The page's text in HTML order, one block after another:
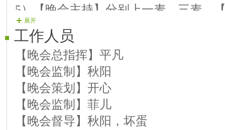
5）【晚会主持】分别上一麦、三麦，
人引导 区长及房间室主讲话并宣布晚
6） 22:30点左右晚会结束，主持人上
刷奖）
晚会工作人员：
展开
工作人员
【晚会总指挥】平凡
【晚会监制】秋阳
【晚会策划】开心
【晚会监制】菲儿
【晚会督导】秋阳，坏蛋